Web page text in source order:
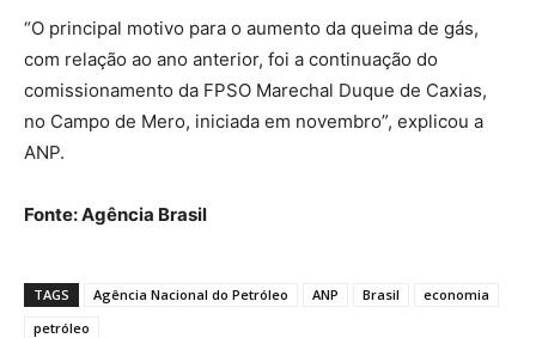
“O principal motivo para o aumento da queima de gás,
com relação ao ano anterior, foi a continuação do
comissionamento da FPSO Marechal Duque de Caxias,
no Campo de Mero, iniciada em novembro”, explicou a
ANP.
Fonte: Agência Brasil
TAGS Agência Nacional do Petróleo ANP Brasil
economia
petróleo